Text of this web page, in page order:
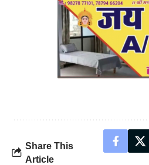
Share This
Article